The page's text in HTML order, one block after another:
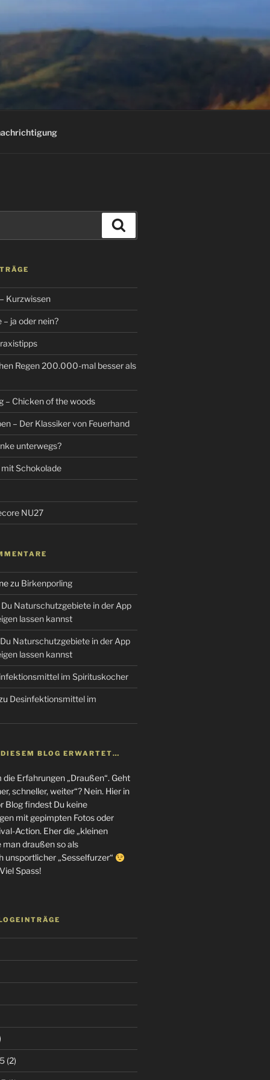
Kurzwissen
ja oder nein?
Regen 200.000-mal besser als
– Chicken of the woods
– Der Klassiker von Feuerhand
unterwegs?
Schokolade
NU27
zu Birkenporling
Naturschutzgebiete in der App
lassen kannst
Naturschutzgebiete in der App
lassen kannst
im Spirituskocher
Desinfektionsmittel im
BLOG ERWARTET…
die Erfahrungen „Draußen“. Geht
schneller, weiter“? Nein. Hier in
Blog findest Du keine
mit gepimpten Fotos oder
Action. Eher die „kleinen
man draußen so als
unsportlicher „Sesselfurzer“
Spass!
(2)